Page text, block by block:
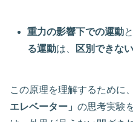
重力の影響下での運動
る運動は、 区別できない
この原理を理解するために
エレベーター」 の思考実験